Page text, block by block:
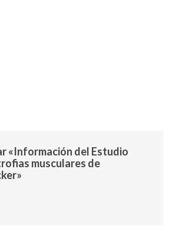
«Información del Estudio
musculares de